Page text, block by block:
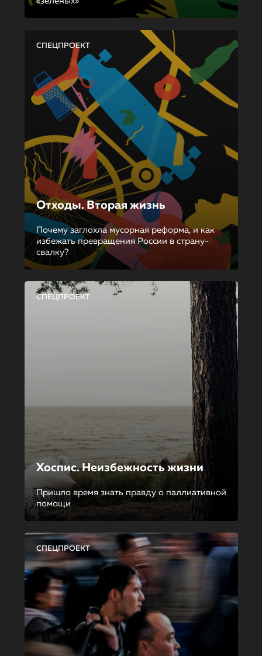
СПЕЦПРОЕКТ
Отходы. Вторая жизнь
Почему заглохла мусорная реформа, и как
избежать превращения России в страну-
свалку?
СПЕЦПРОЕКТ
Хоспис. Неизбежность жизни
Пришло время знать правду о паллиативной
помощи
СПЕЦПРОЕКТ